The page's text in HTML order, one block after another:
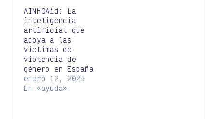
AINHOAid: La
inteligencia
artificial que
apoya a las
víctimas de
violencia de
género en España
enero 12, 2025
En «ayuda»